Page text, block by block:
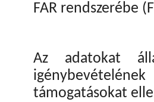
FAR rendszerébe
Az adatokat
támogatásokat